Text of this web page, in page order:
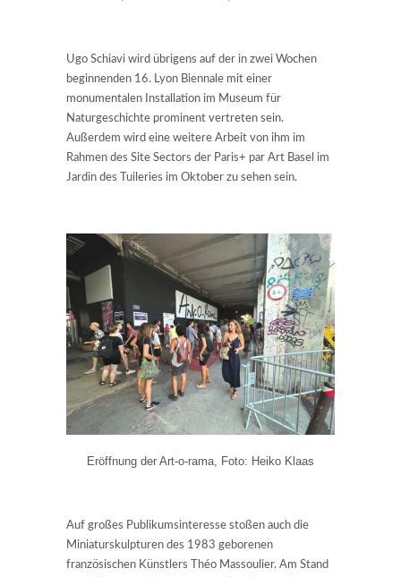
Ugo Schiavi wird übrigens auf der in zwei Wochen
beginnenden 16. Lyon Biennale mit einer
monumentalen Installation im Museum für
Naturgeschichte prominent vertreten sein.
Außerdem wird eine weitere Arbeit von ihm im
Rahmen des Site Sectors der Paris+ par Art Basel im
Jardin des Tuileries im Oktober zu sehen sein.
Eröffnung der Art-o-rama, Foto: Heiko Klaas
Auf großes Publikumsinteresse stoßen auch die
Miniaturskulpturen des 1983 geborenen
französischen Künstlers Théo Massoulier. Am Stand